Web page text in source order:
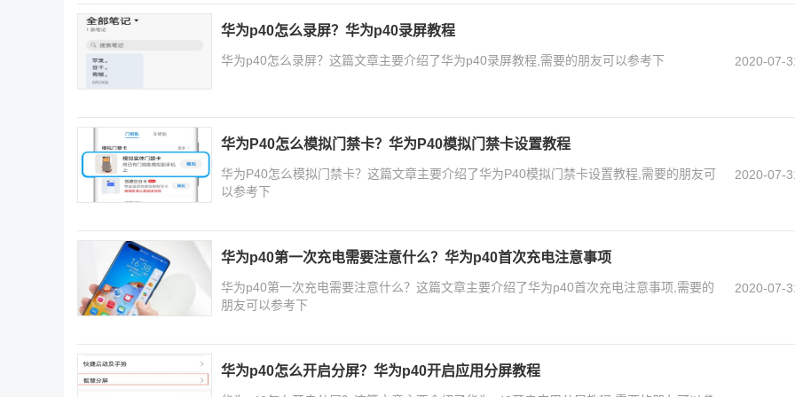
华为p40怎么录屏？华为p40录屏教程
华为p40怎么录屏？这篇文章主要介绍了华为p40录屏教程,需要的朋友可以参考下 2020-07-
华为P40怎么模拟门禁卡？华为P40模拟门禁卡设置教程
华为P40怎么模拟门禁卡？这篇文章主要介绍了华为P40模拟门禁卡设置教程,需要的朋友可
以参考下
2020-07-
华为p40第一次充电需要注意什么？华为p40首次充电注意事项
华为p40第一次充电需要注意什么？这篇文章主要介绍了华为p40首次充电注意事项,需要的
朋友可以参考下
2020-07-
华为p40怎么开启分屏？华为p40开启应用分屏教程